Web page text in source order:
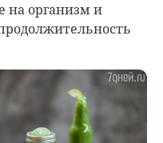
на организм и